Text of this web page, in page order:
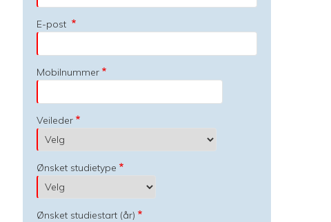
E-post
Mobilnummer
Veileder
Ønsket studietype
Ønsket studiestart (år)